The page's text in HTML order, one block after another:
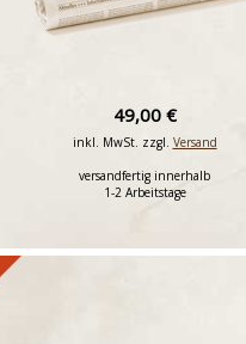
49,00 €
inkl. MwSt. zzgl. Versand
versandfertig innerhalb
1-2 Arbeitstage